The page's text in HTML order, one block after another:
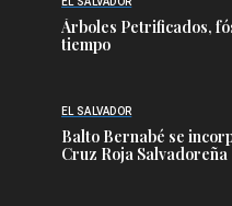
Árboles Petrificados,
tiempo
EL SALVADOR
Balto Bernabé se
Cruz Roja Salvadoreña